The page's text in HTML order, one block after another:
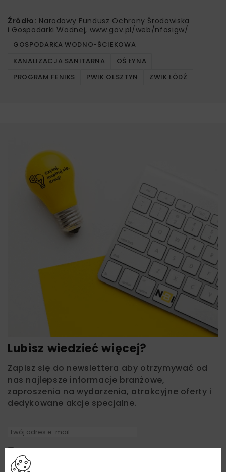
Źródło: Narodowy Fundusz Ochrony Środowiska
i Gospodarki Wodnej, www.gov.pl/web/nfosigw/
GOSPODARKA WODNO-ŚCIEKOWA
KANALIZACJA SANITARNA
OŚ ŁYNA
PROGRAM FENIKS
PWIK OLSZTYN ZWIK ŁÓDŹ
Lubisz wiedzieć więcej?
Zapisz się do newslettera aby otrzymywać od
nas najlepsze informacje branżowe,
zaproszenia na wydarzenia, atrakcyjne oferty i
dedykowane akcje specjalne.
Regulaminem
podany przeze mnie adres e-mail korespondencji